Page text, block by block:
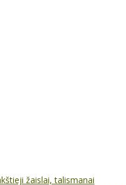
žaislai, talismanai